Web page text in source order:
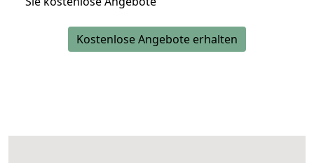
Kostenlose Angebote erhalten